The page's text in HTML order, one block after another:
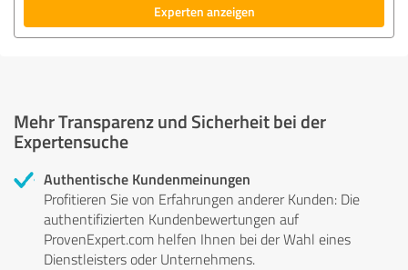
Experten anzeigen
Mehr Transparenz und Sicherheit bei der
Expertensuche
Authentische Kundenmeinungen
Profitieren Sie von Erfahrungen anderer Kunden: Die
authentifizierten Kundenbewertungen auf
ProvenExpert.com helfen Ihnen bei der Wahl eines
Dienstleisters oder Unternehmens.